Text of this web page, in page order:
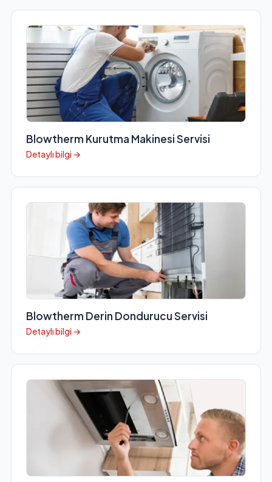
Blowtherm Kurutma Makinesi Servisi
Detaylı bilgi →
Blowtherm Derin Dondurucu Servisi
Detaylı bilgi →